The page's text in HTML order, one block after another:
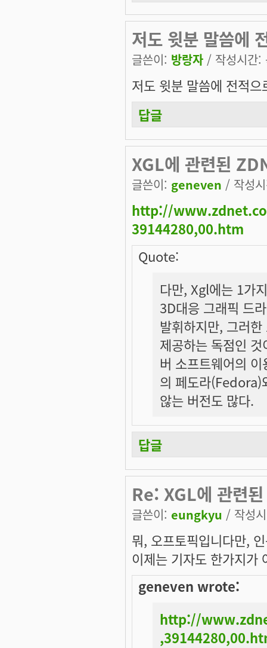
저도 윗분 말씀에
글쓴이: 방랑자 / 작성시간
저도 윗분 말씀에 전적
답글
XGL에 관련된
글쓴이: geneven / 작성
http://
39144280,00.htm
Quote:
다만, Xgl에는 1가
3D대응 그래픽 드
발휘하지만, 그러
제공하는 독점인
버 소프트웨어의
의 페도라(Fedora)
않는 버전도 많다.
답글
Re: XGL에 관련
글쓴이: eungkyu / 작성
뭐, 오프토픽입니다만,
이제는 기자도 한가지가
geneven wrote:
http://